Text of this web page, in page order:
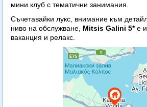
мини клуб с тематични занимания.
Съчетавайки лукс, внимание към
ниво на обслужване, Mitsis Galini 5*е
ваканция и релакс.